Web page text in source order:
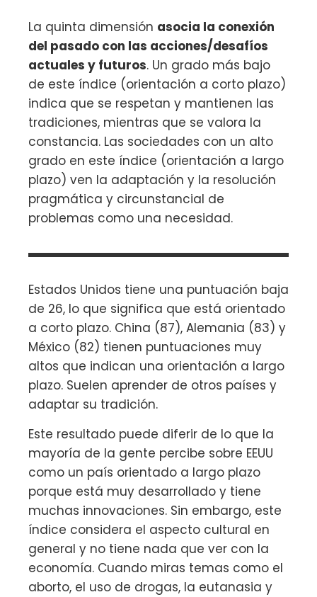
La quinta dimensión asocia la conexión
del pasado con las acciones/desafíos
actuales y futuros. Un grado más bajo
de este índice (orientación a corto plazo)
indica que se respetan y mantienen las
tradiciones, mientras que se valora la
constancia. Las sociedades con un alto
grado en este índice (orientación a largo
plazo) ven la adaptación y la resolución
pragmática y circunstancial de
problemas como una necesidad.
Estados Unidos tiene una puntuación baja
de 26, lo que significa que está orientado
a corto plazo. China (87), Alemania (83) y
México (82) tienen puntuaciones muy
altos que indican una orientación a largo
plazo. Suelen aprender de otros países y
adaptar su tradición.
Este resultado puede diferir de lo que la
mayoría de la gente percibe sobre EEUU
como un país orientado a largo plazo
porque está muy desarrollado y tiene
muchas innovaciones. Sin embargo, este
índice considera el aspecto cultural en
general y no tiene nada que ver con la
economía. Cuando miras temas como el
aborto, el uso de drogas, la eutanasia y